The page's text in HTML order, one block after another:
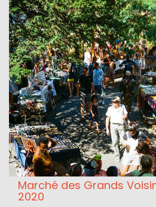
Marché des Grands
2020